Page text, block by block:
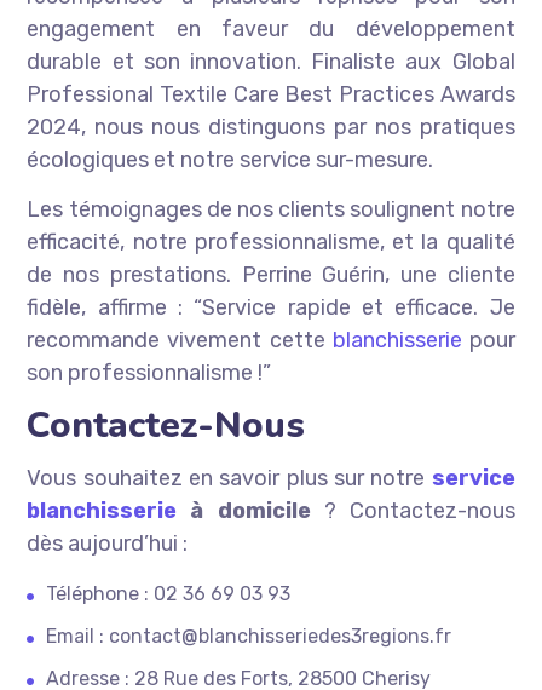
engagement en faveur du développement
durable et son innovation. Finaliste aux Global
Professional Textile Care Best Practices Awards
2024, nous nous distinguons par nos pratiques
écologiques et notre service sur-mesure.
Les témoignages de nos clients soulignent notre
efficacité, notre professionnalisme, et la qualité
de nos prestations. Perrine Guérin, une cliente
fidèle, affirme : “Service rapide et efficace. Je
recommande vivement cette blanchisserie pour
son professionnalisme !”
Contactez-Nous
Vous souhaitez en savoir plus sur notre service
blanchisserie à domicile ? Contactez-nous
dès aujourd’hui :
Téléphone : 02 36 69 03 93
Email : contact@blanchisseriedes3regions.fr
Adresse : 28 Rue des Forts, 28500 Cherisy